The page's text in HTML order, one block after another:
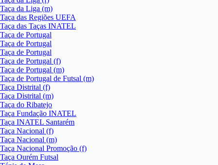
Taça da Liga (m)
Taça das Regiões UEFA
Taça das Taças INATEL
Taça de Portugal
Taça de Portugal
Taça de Portugal
Taça de Portugal (f)
Taça de Portugal (m)
Taça de Portugal de Futsal (m)
Taça Distrital (f)
Taça Distrital (m)
Taça do Ribatejo
Taça Fundação INATEL
Taça INATEL Santarém
Taça Nacional (f)
Taça Nacional (m)
Taça Nacional Promoção (f)
Taça Ourém Futsal